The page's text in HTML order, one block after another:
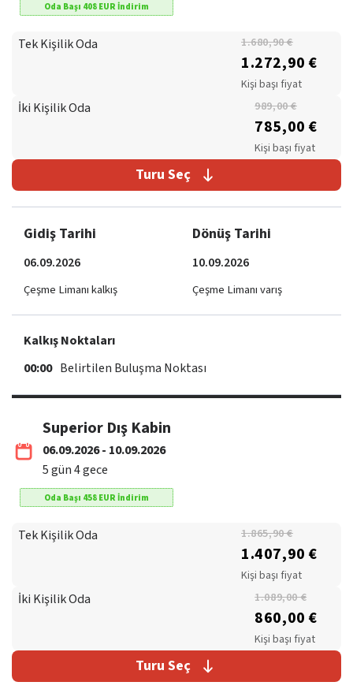
Oda Başı 408 EUR İndirim
Tek Kişilik Oda 1.680,90 €
1.272,90 €
Kişi başı fiyat
İki Kişilik Oda 989,00 €
785,00 €
Kişi başı fiyat
Turu Seç
Gidiş Tarihi
06.09.2026
Çeşme Limanı kalkış
Dönüş Tarihi
10.09.2026
Çeşme Limanı varış
Kalkış Noktaları
00:00 Belirtilen Buluşma Noktası
Superior Dış Kabin
06.09.2026 - 10.09.2026
5gün4gece
Oda Başı 458 EUR İndirim
Tek Kişilik Oda 1.865,90 €
1.407,90 €
Kişi başı fiyat
İki Kişilik Oda 1.089,00 €
860,00 €
Kişi başı fiyat
Turu Seç